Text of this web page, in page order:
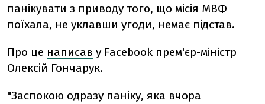
панікувати з приводу того, що місія МВФ
поїхала, не уклавши угоди, немає підстав.
Про це написав у Facebook прем'єр-міністр
Олексій Гончарук.
"Заспокою одразу паніку, яка вчора